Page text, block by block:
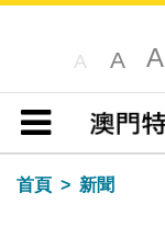
A A A
目錄
首頁
新聞